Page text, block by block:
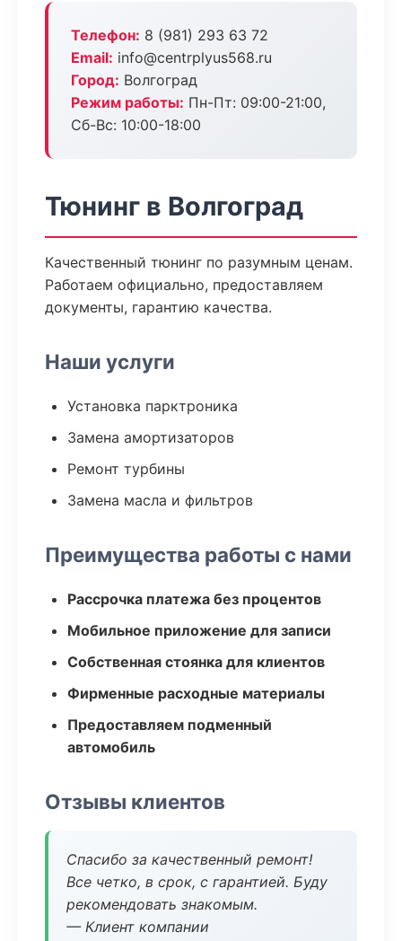
Телефон: 8 (981) 293 63 72
Email: info@centrplyus568.ru
Город: Волгоград
Режим работы: Пн-Пт: 09:00-21:00,
Сб-Вс: 10:00-18:00
Тюнинг в Волгоград
Качественный тюнинг по разумным ценам.
Работаем официально, предоставляем
документы, гарантию качества.
Наши услуги
Установка парктроника
Замена амортизаторов
Ремонт турбины
Замена масла и фильтров
Преимущества работы с нами
Рассрочка платежа без процентов
Мобильное приложение для записи
Собственная стоянка для клиентов
Фирменные расходные материалы
Предоставляем подменный
автомобиль
Отзывы клиентов
Спасибо за качественный ремонт!
Все четко, в срок, с гарантией. Буду
рекомендовать знакомым.
— Клиент компании